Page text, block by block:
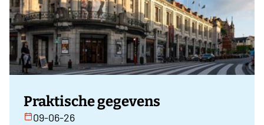
Praktische gegevens
09-06-26